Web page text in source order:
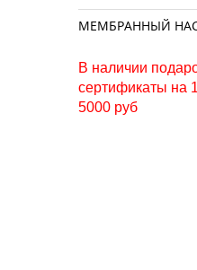
МЕМБРАННЫЙ
В наличии
сертификаты на
5000 руб